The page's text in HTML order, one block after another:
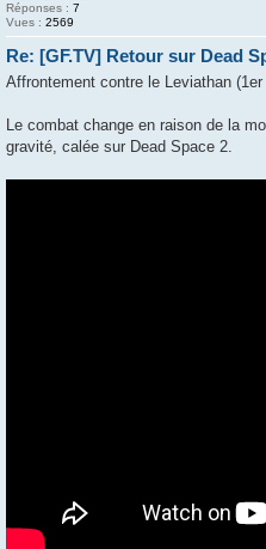
Réponses : 7
Vues : 2569
Re: [GF.TV] Retour sur Dead
Affrontement contre le Leviathan
Le combat change en raison de la
gravité, calée sur Dead Space 2.